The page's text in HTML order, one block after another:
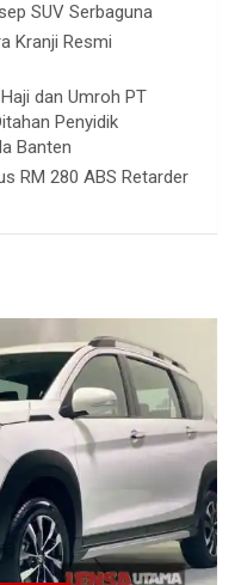
SUV Serbaguna
Kranji Resmi
dan Umroh PT
Penyidik
Banten
RM 280 ABS Retarder